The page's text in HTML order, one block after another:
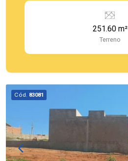
251.60 m²
Terreno
Cód. 83081